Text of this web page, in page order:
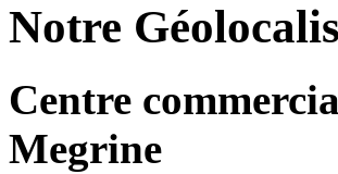
Notre
Centre
Megrine